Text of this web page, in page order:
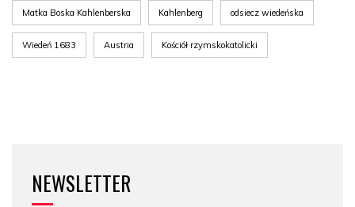
Matka Boska Kahlenberska Kahlenberg odsiecz wiedeńska
Wiedeń 1683 Austria Kościół rzymskokatolicki
NEWSLETTER